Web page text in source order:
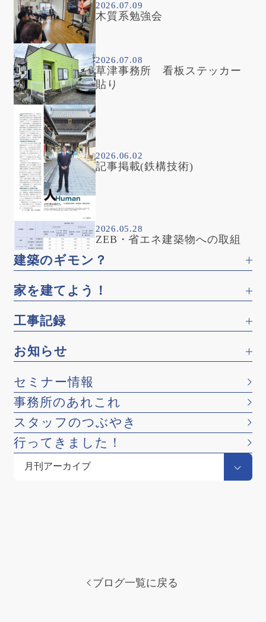
2026.07.09
木質系勉強会
2026.07.08
草津事務所 看板ステッカー
貼り
2026.06.02
記事掲載(鉄構技術)
2026.05.28
ZEB・省エネ建築物への取組
建築のギモン？
家を建てよう！
工事記録
お知らせ
セミナー情報
事務所のあれこれ
スタッフのつぶやき
行ってきました！
ブログ一覧に戻る